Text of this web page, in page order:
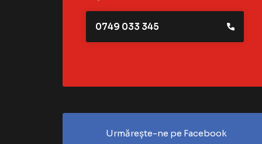
0749 033 345
Urmărește-ne pe Facebook